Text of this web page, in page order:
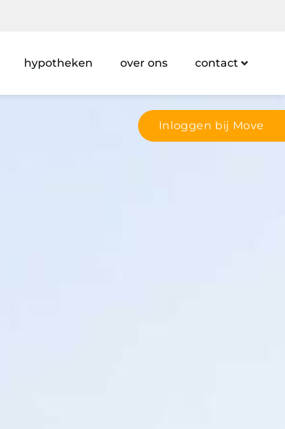
hypotheken over ons contact
Inloggen bij Move